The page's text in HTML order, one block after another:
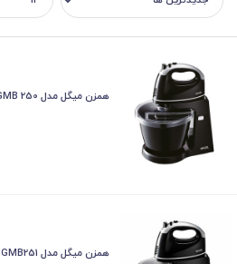
همزن میگل مدل GMB 250
همزن میگل مدل GMB251